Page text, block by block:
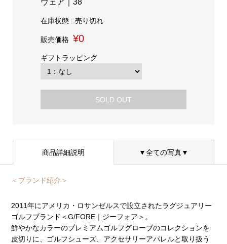
在庫状態 : 売り切れ
販売価格 ¥0
ギフトラッピング
SOLD OUT
商品詳細説明 ▼全ての写真▼
＜ブランド紹介＞
2011年にアメリカ・ロサンゼルスで設立されたラグジュアリー
ゴルフブランド＜G/FORE｜ジーフォア＞。
鮮やかなカラーのプレミアムゴルフグローブのコレクションを
皮切りに、ゴルフシューズ、アクセサリーアパレルと取り扱う